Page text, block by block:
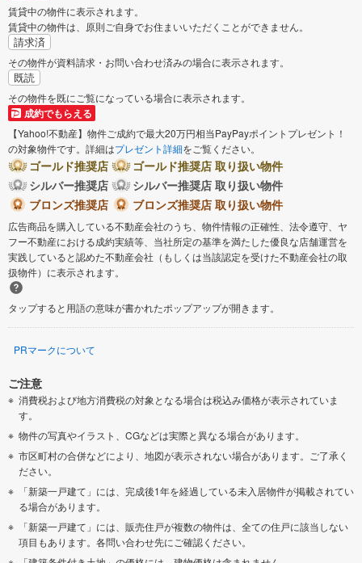
賃貸中の物件に表示されます。
賃貸中の物件は、原則ご自身でお住まいいただくことができません。
請求済
その物件が資料請求・お問い合わせ済みの場合に表示されます。
既読
その物件を既にご覧になっている場合に表示されます。
成約でもらえる
【Yahoo!不動産】物件ご成約で最大20万円相当PayPayポイントプレゼント！
の対象物件です。詳細はプレゼント詳細をご覧ください。
ゴールド推奨店
ゴールド推奨店 取り扱い物件
シルバー推奨店
シルバー推奨店 取り扱い物件
ブロンズ推奨店
ブロンズ推奨店 取り扱い物件
広告商品を購入している不動産会社のうち、物件情報の正確性、法令遵守、ヤ
フー不動産における成約実績等、当社所定の基準を満たした優良な店舗運営を
実践していると認めた不動産会社（もしくは当該認定を受けた不動産会社の取
扱物件）に表示されます。
タップすると用語の意味が書かれたポップアップが開きます。
PRマークについて
ご注意
消費税および地方消費税の対象となる場合は税込み価格が表示されていま
す。
物件の写真やイラスト、CGなどは実際と異なる場合があります。
市区町村の合併などにより、地図が表示されない場合があります。ご了承く
ださい。
「新築一戸建て」には、完成後1年を経過している未入居物件が掲載されてい
る場合があります。
「新築一戸建て」には、販売住戸が複数の物件は、全ての住戸に該当しない
項目もあります。各問い合わせ先にご確認ください。